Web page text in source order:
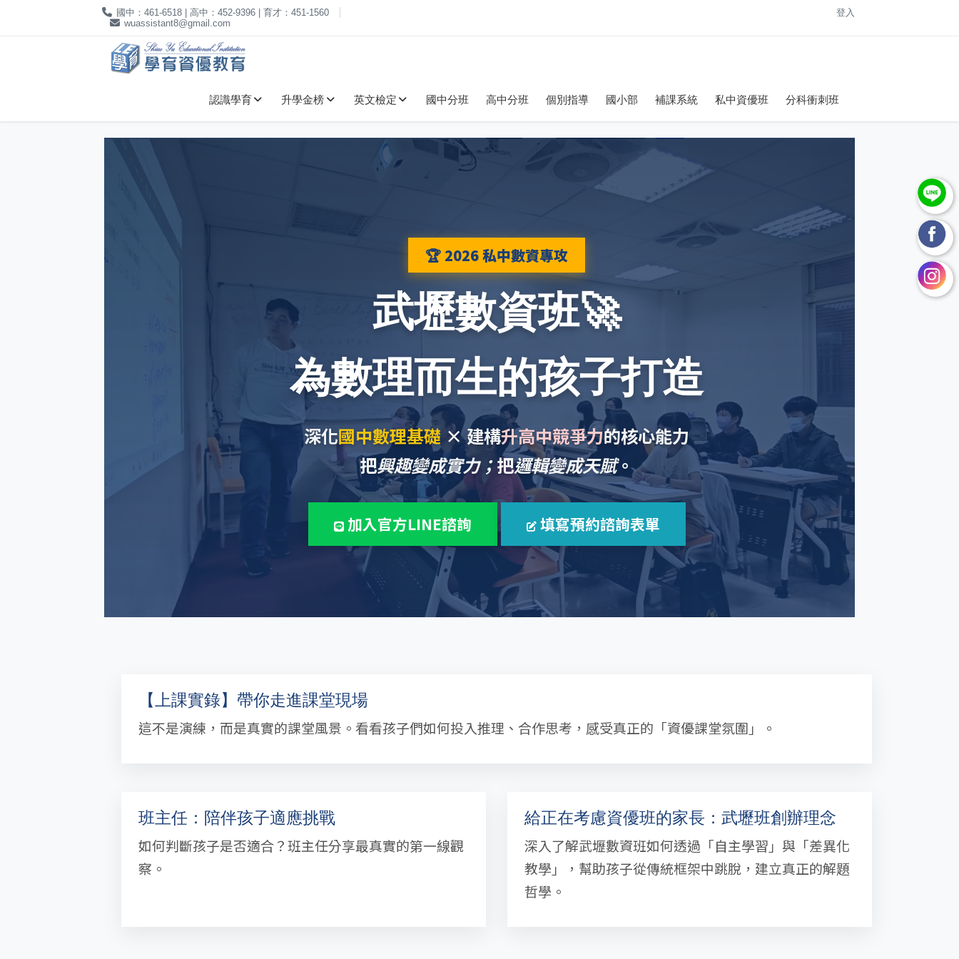
國中：461-6518 | 高中：452-9396 | 育才：451-1560
wuassistant8@gmail.com
登入
認識學育 升學金榜 英文檢定 國中分班 高中分班 個別指導 國小部 補課系統 私中資優班 分科衝刺班
🏆 2026 私中數資專攻
武壢數資班🚀
為數理而生的孩子打造
深化國中數理基礎 × 建構升高中競爭力的核心能力
把興趣變成實力；把邏輯變成天賦。
加入官方LINE諮詢 填寫預約諮詢表單
【上課實錄】帶你走進課堂現場
這不是演練，而是真實的課堂風景。看看孩子們如何投入推理、合作思考，感受真正的「資優課堂氛圍」。
班主任：陪伴孩子適應挑戰
如何判斷孩子是否適合？班主任分享最真實的第一線觀
察。
給正在考慮資優班的家長：武壢班創辦理念
深入了解武壢數資班如何透過「自主學習」與「差異化
教學」，幫助孩子從傳統框架中跳脫，建立真正的解題
哲學。